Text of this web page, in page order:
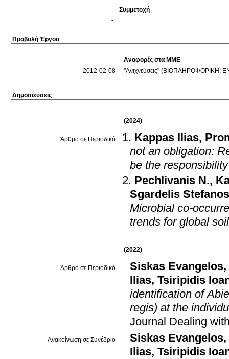
Συμμετοχή
-
Προβολή Έργου
Αναφορές στα ΜΜΕ
2012-02-08
"Ανιχνεύσεις" (ΒΙΟΠΛΗΡΟΦΟΡΙΚΗ:
Δημοσιεύσεις
(2024)
Άρθρο σε Περιοδικό Kappas Ilias,
not an obligation:
be the
Pechlivanis N.,
Sgardelis Stefanos
Microbial co-
trends for global
(2022)
Άρθρο σε Περιοδικό Siskas Evangelos,
Ilias, Tsiripidis
identification of
regis) at the
Journal Dealing
Ανακοίνωση σε Συνέδριο Siskas Evangelos,
Ilias, Tsiripidis